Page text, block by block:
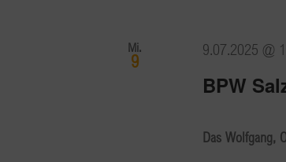
Mi.
9
BPW
9.07.2025 @
Das Wolfgang,